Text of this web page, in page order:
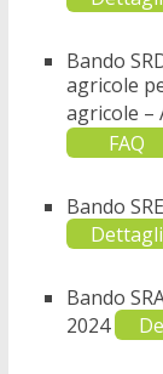
Bando
agricole
agricole –
FAQ
Bando
Dettagli
Bando
2024